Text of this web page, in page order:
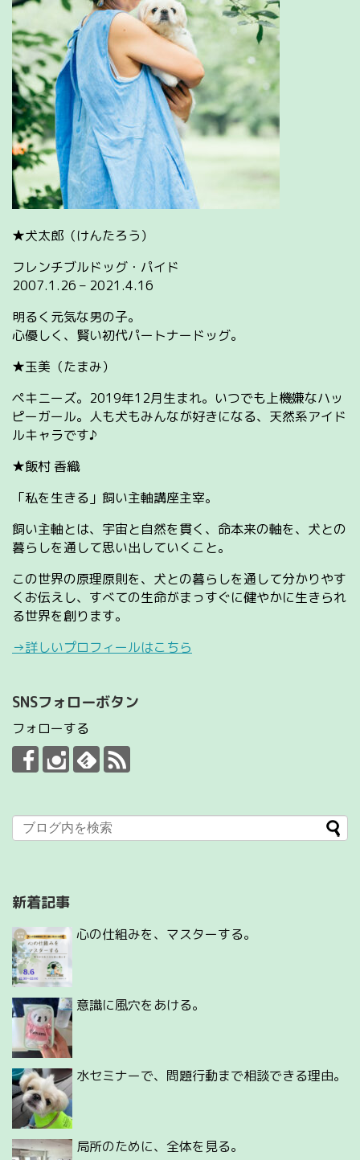
★犬太郎（けんたろう）
フレンチブルドッグ・パイド
2007.1.26 – 2021.4.16
明るく元気な男の子。
心優しく、賢い初代パートナードッグ。
★玉美（たまみ）
ペキニーズ。2019年12月生まれ。いつでも上機嫌なハッ
ピーガール。人も犬もみんなが好きになる、天然系アイド
ルキャラです♪
★飯村 香織
「私を生きる」飼い主軸講座主宰。
飼い主軸とは、宇宙と自然を貫く、命本来の軸を、犬との
暮らしを通して思い出していくこと。
この世界の原理原則を、犬との暮らしを通して分かりやす
くお伝えし、すべての生命がまっすぐに健やかに生きられ
る世界を創ります。
→詳しいプロフィールはこちら
SNSフォローボタン
フォローする
新着記事
心の仕組みを、マスターする。
意識に風穴をあける。
水セミナーで、問題行動まで相談できる理由。
局所のために、全体を見る。